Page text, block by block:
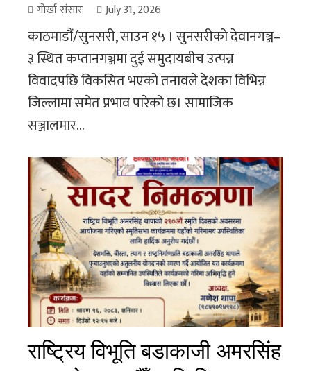
गोर्खा संसार July 31, 2026
काठमाडौं/सुनसरी, साउन १५ । सुनसरीको देवानगञ्ज–
३ स्थित कप्तानगञ्जमा दुई समुदायबीच उत्पन्न
विवादपछि विकसित भएको तनावले देशका विभिन्न
जिल्लामा समेत प्रभाव पारेको छ। सामाजिक
सञ्जालमार...
राष्ट्रिय विभूति बडाकाजी अमरसिंह